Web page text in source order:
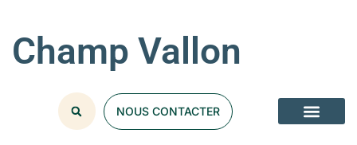
Champ Vallon
NOUS CONTACTER